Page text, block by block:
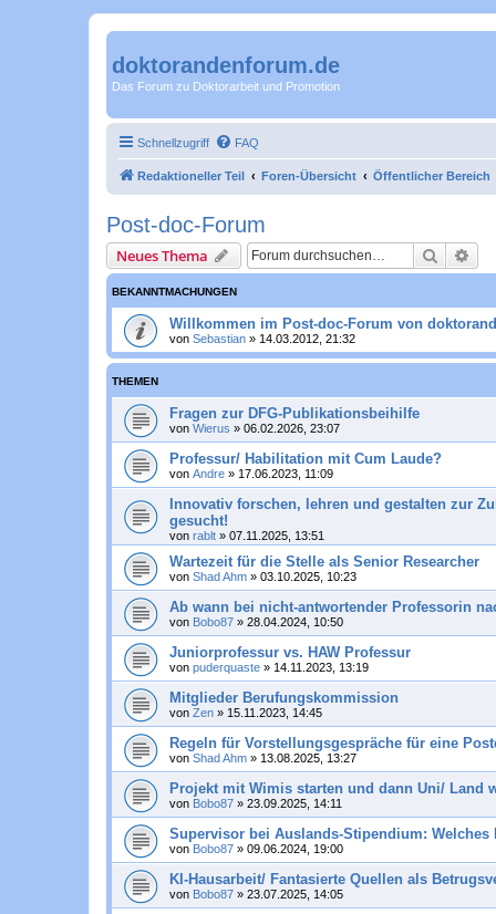
doktorandenforum.de
Das Forum zu Doktorarbeit und Promotion
Schnellzugriff FAQ
Redaktioneller Teil Foren-Übersicht Öffentlicher Bereich
Post-doc-Forum
Neues Thema Suche
BEKANNTMACHUNGEN
Willkommen im Post-doc-Forum von
von Sebastian » 14.03.2012, 21:32
THEMEN
Fragen zur DFG-Publikationsbeihilfe
von Wierus » 06.02.2026, 23:07
Professur/ Habilitation mit Cum Laude?
von Andre » 17.06.2023, 11:09
Innovativ forschen, lehren und gestalten zur
gesucht!
von rablt » 07.11.2025, 13:51
Wartezeit für die Stelle als Senior Researcher
von Shad Ahm » 03.10.2025, 10:23
Ab wann bei nicht-antwortender Professorin
von Bobo87 » 28.04.2024, 10:50
Juniorprofessur vs. HAW Professur
von puderquaste » 14.11.2023, 13:19
Mitglieder Berufungskommission
von Zen » 15.11.2023, 14:45
Regeln für Vorstellungsgespräche für eine
von Shad Ahm » 13.08.2025, 13:27
Projekt mit Wimis starten und dann Uni/ Land
von Bobo87 » 23.09.2025, 14:11
Supervisor bei Auslands-Stipendium: Welches
von Bobo87 » 09.06.2024, 19:00
KI-Hausarbeit/ Fantasierte Quellen als
von Bobo87 » 23.07.2025, 14:05